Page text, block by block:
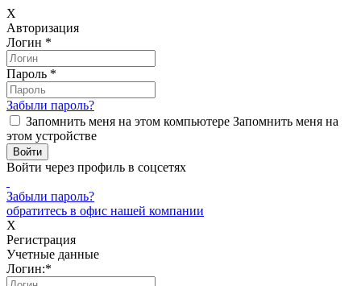
X
Авторизация
Логин *
Пароль *
Забыли пароль?
Запомнить меня на этом компьютере Запомнить меня на
этом устройстве
Войти через профиль в соцсетях
Забыли пароль?
обратитесь в офис нашей компании
X
Регистрация
Учетные данные
Логин:*